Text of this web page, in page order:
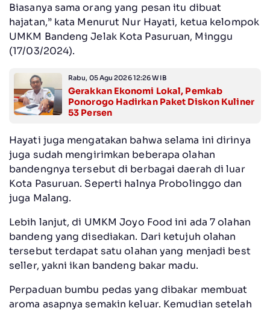
Biasanya sama orang yang pesan itu dibuat
hajatan,” kata Menurut Nur Hayati, ketua kelompok
UMKM Bandeng Jelak Kota Pasuruan, Minggu
(17/03/2024).
Rabu, 05 Agu 2026 12:26 WIB
Gerakkan Ekonomi Lokal, Pemkab
Ponorogo Hadirkan Paket Diskon Kuliner
53 Persen
Hayati juga mengatakan bahwa selama ini dirinya
juga sudah mengirimkan beberapa olahan
bandengnya tersebut di berbagai daerah di luar
Kota Pasuruan. Seperti halnya Probolinggo dan
juga Malang.
Lebih lanjut, di UMKM Joyo Food ini ada 7 olahan
bandeng yang disediakan. Dari ketujuh olahan
tersebut terdapat satu olahan yang menjadi best
seller, yakni ikan bandeng bakar madu.
Perpaduan bumbu pedas yang dibakar membuat
aroma asapnya semakin keluar. Kemudian setelah